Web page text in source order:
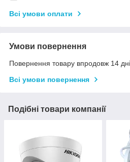
Всі умови оплати
Умови повернення
Повернення товару впродовж 14
Всі умови повернення
Подібні товари компанії